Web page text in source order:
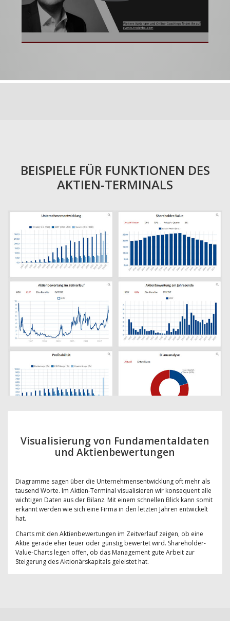
BEISPIELE FÜR FUNKTIONEN DES
AKTIEN-TERMINALS
Visualisierung von Fundamentaldaten
und Aktienbewertungen
Diagramme sagen über die Unternehmensentwicklung oft mehr als
tausend Worte. Im Aktien-Terminal visualisieren wir konsequent alle
wichtigen Daten aus der Bilanz. Mit einem schnellen Blick kann somit
erkannt werden wie sich eine Firma in den letzten Jahren entwickelt
hat.
Charts mit den Aktienbewertungen im Zeitverlauf zeigen, ob eine
Aktie gerade eher teuer oder günstig bewertet wird. Shareholder-
Value-Charts legen offen, ob das Management gute Arbeit zur
Steigerung des Aktionärskapitals geleistet hat.